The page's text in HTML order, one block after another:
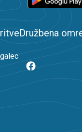
Družbena